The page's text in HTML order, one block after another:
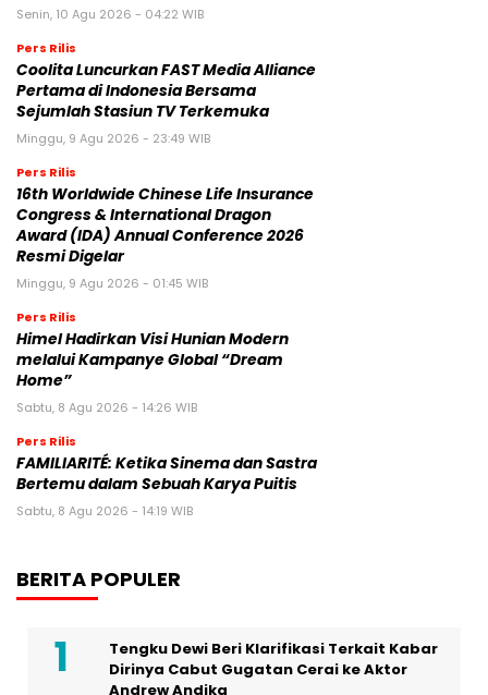
Senin, 10 Agu 2026 - 04:22 WIB
Pers Rilis
Coolita Luncurkan FAST Media Alliance
Pertama di Indonesia Bersama
Sejumlah Stasiun TV Terkemuka
Minggu, 9 Agu 2026 - 23:49 WIB
Pers Rilis
16th Worldwide Chinese Life Insurance
Congress & International Dragon
Award (IDA) Annual Conference 2026
Resmi Digelar
Minggu, 9 Agu 2026 - 01:45 WIB
Pers Rilis
Himel Hadirkan Visi Hunian Modern
melalui Kampanye Global “Dream
Home”
Sabtu, 8 Agu 2026 - 14:26 WIB
Pers Rilis
FAMILIARITÉ: Ketika Sinema dan Sastra
Bertemu dalam Sebuah Karya Puitis
Sabtu, 8 Agu 2026 - 14:19 WIB
BERITA POPULER
Tengku Dewi Beri Klarifikasi Terkait Kabar
Dirinya Cabut Gugatan Cerai ke Aktor
Andrew Andika